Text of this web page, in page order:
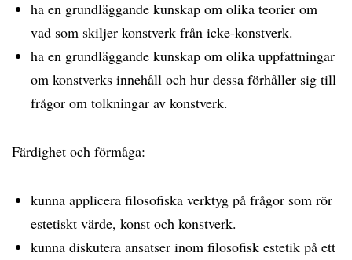
ha en grundläggande kunskap om olika teorier om
vad som skiljer konstverk från icke-konstverk.
ha en grundläggande kunskap om olika uppfattningar
om konstverks innehåll och hur dessa förhåller sig till
frågor om tolkningar av konstverk.
Färdighet och förmåga:
kunna applicera filosofiska verktyg på frågor som rör
estetiskt värde, konst och konstverk.
kunna diskutera ansatser inom filosofisk estetik på ett